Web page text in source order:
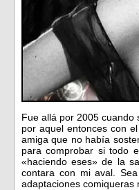
Fue allá por 2005 cuando
por aquel entonces con
amiga que no había
para comprobar si todo
«haciendo eses» de la
contara con mi aval.
adaptaciones